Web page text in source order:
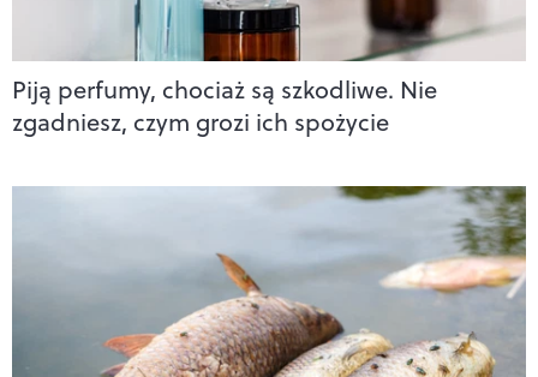
Piją perfumy, chociaż są szkodliwe. Nie
zgadniesz, czym grozi ich spożycie